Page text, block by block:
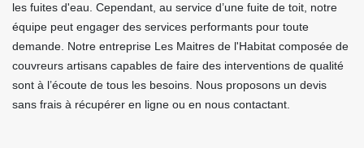
les fuites d'eau. Cependant, au service d’une fuite de toit, notre
équipe peut engager des services performants pour toute
demande. Notre entreprise Les Maitres de l'Habitat composée de
couvreurs artisans capables de faire des interventions de qualité
sont à l’écoute de tous les besoins. Nous proposons un devis
sans frais à récupérer en ligne ou en nous contactant.